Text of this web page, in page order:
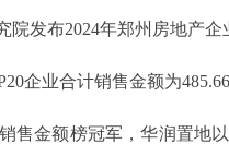
院发布2024年郑州房地产企
企业合计销售金额为
售金额榜冠军，华润置地